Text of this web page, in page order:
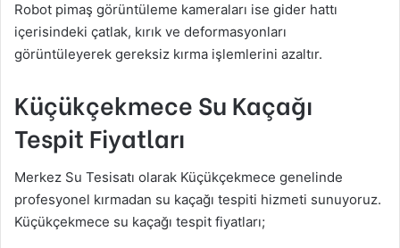
Robot pimaş görüntüleme kameraları ise gider hattı
içerisindeki çatlak, kırık ve deformasyonları
görüntüleyerek gereksiz kırma işlemlerini azaltır.
Küçükçekmece Su Kaçağı
Tespit Fiyatları
Merkez Su Tesisatı olarak Küçükçekmece genelinde
profesyonel kırmadan su kaçağı tespiti hizmeti sunuyoruz.
Küçükçekmece su kaçağı tespit fiyatları;